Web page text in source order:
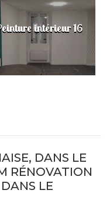
intérieur 16
DANS LE
RÉNOVATION
LE